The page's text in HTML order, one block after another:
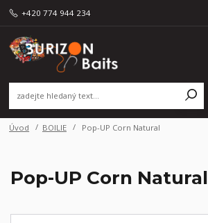
+420 774 944 234
Úvod BOILIE Pop-UP Corn Natural
Pop-UP Corn Natural